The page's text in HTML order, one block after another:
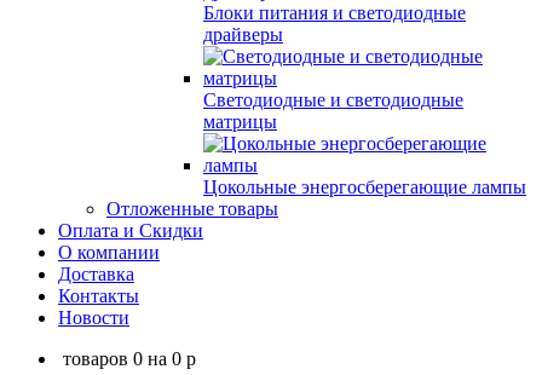
Блоки питания и светодиодные
драйверы
Светодиодные и светодиодные
матрицы
Цокольные энергосберегающие лампы
Отложенные товары
Оплата и Скидки
О компании
Доставка
Контакты
Новости
товаров 0 на 0 p